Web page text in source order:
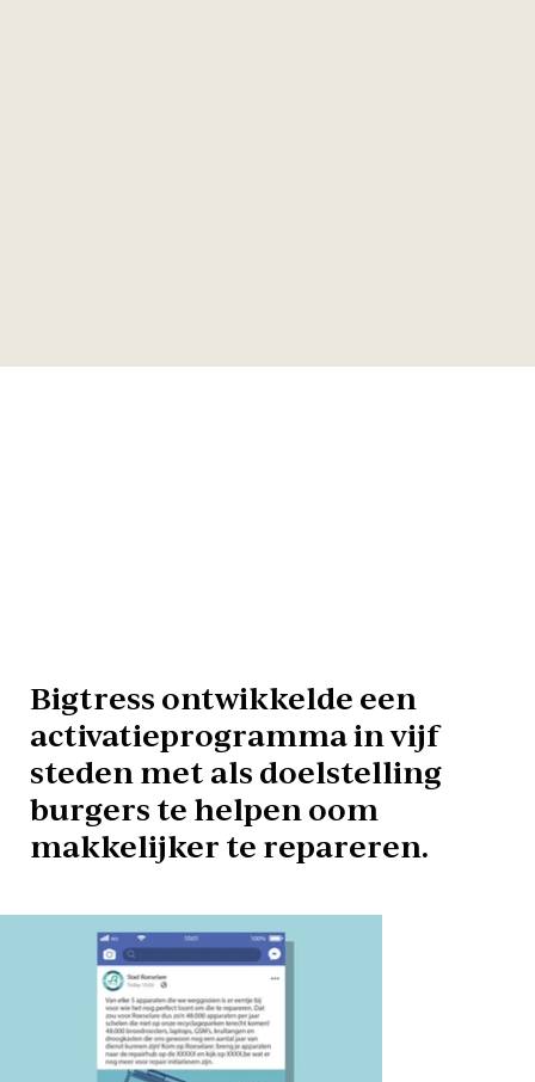
Bigtress ontwikkelde een
activatieprogramma in vijf
steden met als doelstelling
burgers te helpen oom
makkelijker te repareren.